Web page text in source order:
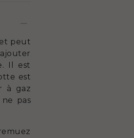
peut
Il est
est
à gaz
pas